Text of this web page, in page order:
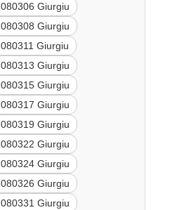
080306 Giurgiu
080308 Giurgiu
080311 Giurgiu
080313 Giurgiu
080315 Giurgiu
080317 Giurgiu
080319 Giurgiu
080322 Giurgiu
080324 Giurgiu
080326 Giurgiu
080331 Giurgiu